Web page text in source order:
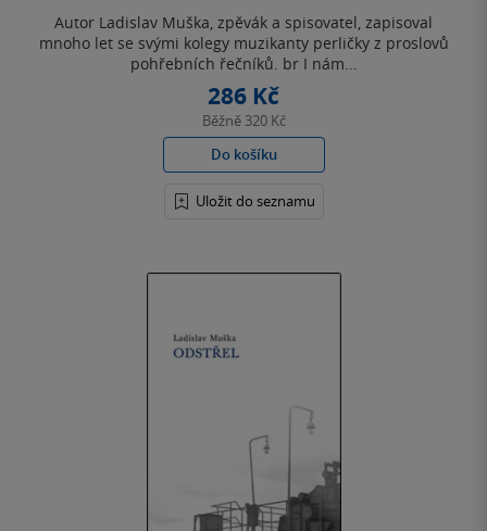
Autor Ladislav Muška, zpěvák a spisovatel, zapisoval
mnoho let se svými kolegy muzikanty perličky z proslovů
pohřebních řečníků. br I nám...
286 Kč
Běžně 320 Kč
Do košíku
Uložit do seznamu